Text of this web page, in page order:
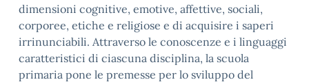
dimensioni cognitive, emotive, affettive, sociali,
corporee, etiche e religiose e di acquisire i saperi
irrinunciabili. Attraverso le conoscenze e i linguaggi
caratteristici di ciascuna disciplina, la scuola
primaria pone le premesse per lo sviluppo del